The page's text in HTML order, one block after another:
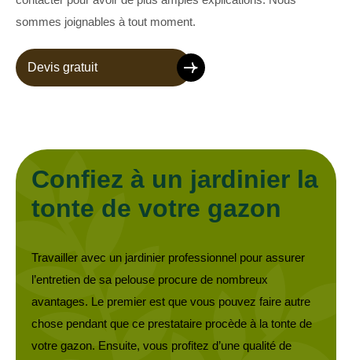
sommes joignables à tout moment.
Devis gratuit
Confiez à un jardinier la
tonte de votre gazon
Travailler avec un jardinier professionnel pour assurer
l’entretien de sa pelouse procure de nombreux
avantages. Le premier est que vous pouvez faire autre
chose pendant que ce prestataire procède à la tonte de
votre gazon. Ensuite, vous profitez d’une qualité de